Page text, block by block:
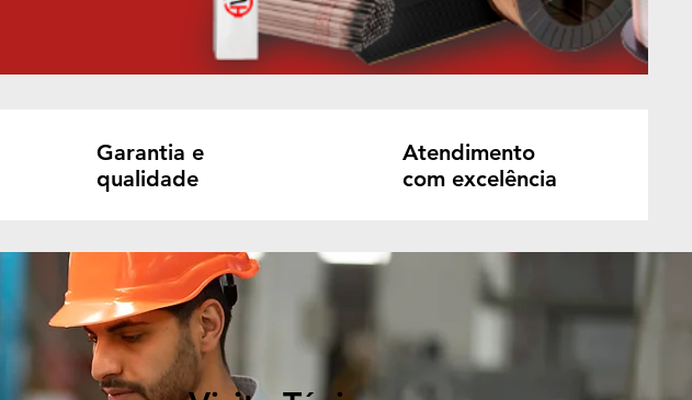
Garantia e
qualidade
Atendimento
com excelência